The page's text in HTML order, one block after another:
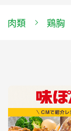
肉類 鶏胸